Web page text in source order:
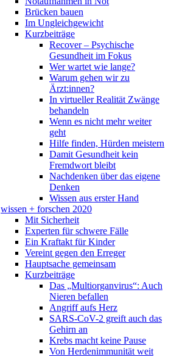
Brücken bauen
Im Ungleichgewicht
Kurzbeiträge
Recover – Psychische
Gesundheit im Fokus
Wer wartet wie lange?
Warum gehen wir zu
Ärzt:innen?
In virtueller Realität Zwänge
behandeln
Wenn es nicht mehr weiter
geht
Hilfe finden, Hürden meistern
Damit Gesundheit kein
Fremdwort bleibt
Nachdenken über das eigene
Denken
Wissen aus erster Hand
wissen + forschen 2020
Mit Sicherheit
Experten für schwere Fälle
Ein Kraftakt für Kinder
Vereint gegen den Erreger
Hauptsache gemeinsam
Kurzbeiträge
Das „Multiorganvirus“: Auch
Nieren befallen
Angriff aufs Herz
SARS-CoV-2 greift auch das
Gehirn an
Krebs macht keine Pause
Von Herdenimmunität weit